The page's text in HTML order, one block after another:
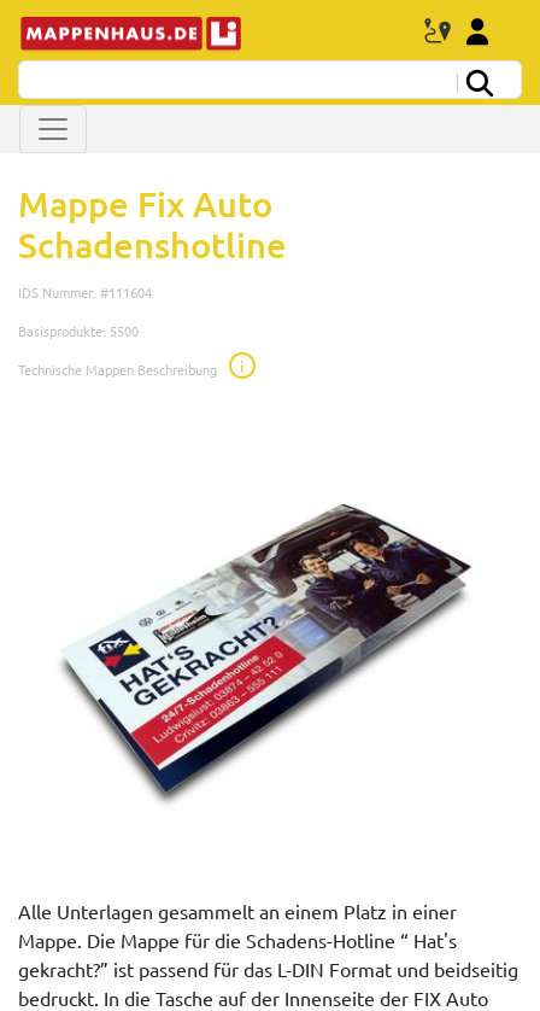
Mappe Fix Auto
Schadenshotline
IDS Nummer: #111604
Basisprodukte: 5500
Technische Mappen Beschreibung
i
Alle Unterlagen gesammelt an einem Platz in einer
Mappe. Die Mappe für die Schadens-Hotline “ Hat's
gekracht?” ist passend für das L-DIN Format und beidseitig
bedruckt. In die Tasche auf der Innenseite der FIX Auto